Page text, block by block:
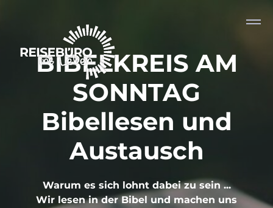
BIBELKREIS AM
SONNTAG
Bibellesen und
Austausch
Warum es sich lohnt dabei zu sein ...
Wir lesen in der Bibel und machen uns